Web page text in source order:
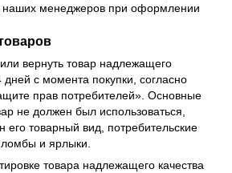
наших менеджеров при оформлении
вернуть товар надлежащего
дней с момента покупки, согласно
прав потребителей». Основные
не должен был использоваться,
его товарный вид, потребительские
и ярлыки.
товара надлежащего качества